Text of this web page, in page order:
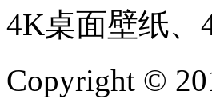
4K桌面壁纸、
Copyright ©